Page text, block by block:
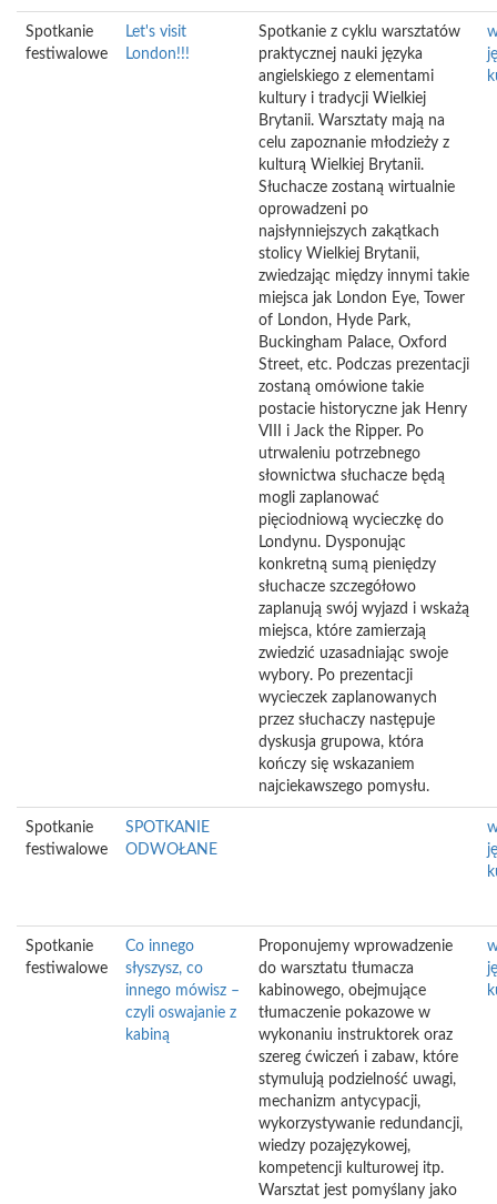
Spotkanie
festiwalowe
Let's visit
London!!!
Spotkanie z cyklu warsztatów
praktycznej nauki języka
angielskiego z elementami
kultury i tradycji Wielkiej
Brytanii. Warsztaty mają na
celu zapoznanie młodzieży z
kulturą Wielkiej Brytanii.
Słuchacze zostaną wirtualnie
oprowadzeni po
najsłynniejszych zakątkach
stolicy Wielkiej Brytanii,
zwiedzając między innymi takie
miejsca jak London Eye, Tower
of London, Hyde Park,
Buckingham Palace, Oxford
Street, etc. Podczas prezentacji
zostaną omówione takie
postacie historyczne jak Henry
VIII i Jack the Ripper. Po
utrwaleniu potrzebnego
słownictwa słuchacze będą
mogli zaplanować
pięciodniową wycieczkę do
Londynu. Dysponując
konkretną sumą pieniędzy
słuchacze szczegółowo
zaplanują swój wyjazd i wskażą
miejsca, które zamierzają
zwiedzić uzasadniając swoje
wybory. Po prezentacji
wycieczek zaplanowanych
przez słuchaczy następuje
dyskusja grupowa, która
kończy się wskazaniem
najciekawszego pomysłu.
Spotkanie
festiwalowe
SPOTKANIE
ODWOŁANE
Spotkanie
festiwalowe
Co innego
słyszysz, co
innego mówisz –
czyli oswajanie z
kabiną
Proponujemy wprowadzenie
do warsztatu tłumacza
kabinowego, obejmujące
tłumaczenie pokazowe w
wykonaniu instruktorek oraz
szereg ćwiczeń i zabaw, które
stymulują podzielność uwagi,
mechanizm antycypacji,
wykorzystywanie redundancji,
wiedzy pozajęzykowej,
kompetencji kulturowej itp.
Warsztat jest pomyślany jako